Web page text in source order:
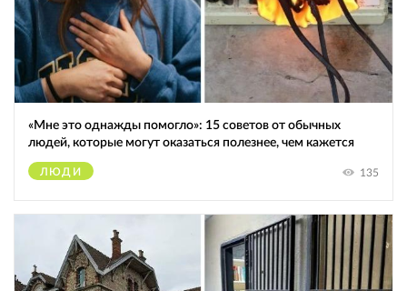
«Мне это однажды помогло»: 15 советов от обычных
людей, которые могут оказаться полезнее, чем кажется
ЛЮДИ 135